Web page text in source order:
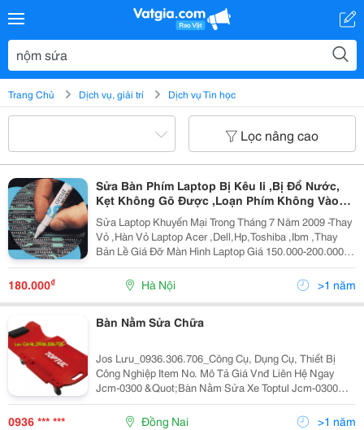
Trang Chủ Dịch vụ, giải trí Dịch vụ Tin học
Lọc nâng cao
Sửa Bàn Phím Laptop Bị Kêu Ii ,Bị Đổ Nước,
Kẹt Không Gõ Được ,Loạn Phím Không Vào
Windows Bh 6 Tháng Giá Khuyến Mại Trong
Tháng 7 Năm 2009
Sửa Laptop Khuyến Mại Trong Tháng 7 Năm 2009 -Thay
Vỏ ,Hàn Vỏ Laptop Acer ,Dell,Hp,Toshiba ,Ibm ,Thay
Bản Lề Giá Đỡ Màn Hình Laptop Giá 150.000-200.000
Đồng Bảo Hành 1 Năm -Sửa Bàn Phím Laptop Bị Kêu Ii
,Bị Đổ Nước, Kẹt Không Gõ Được ,Loạn Phí
180.000₫ Hà Nội >1 năm
Bàn Nằm Sửa Chữa
Jos Lưu_0936.306.706_Công Cụ, Dụng Cụ, Thiết Bị
Công Nghiệp Item No. Mô Tả Giá Vnđ Liên Hệ Ngay
Jcm-0300 &Quot;Bàn Nằm Sửa Xe Toptul Jcm-0300
Plastic Creeper 1020X480X115Mm&Quot; 1,252,700
0936 *** *** Đồng Nai >1 năm